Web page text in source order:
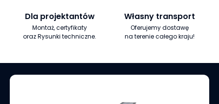
Dla projektantów
Montaż, certyfikaty
oraz Rysunki techniczne.
Własny transport
Oferujemy dostawę
na terenie całego kraju!